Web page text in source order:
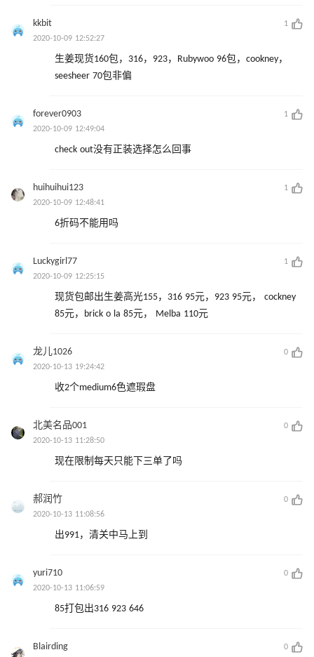
kkbit
1
2020-10-09 12:52:27
生姜现货160包，316，923，Rubywoo 96包，cookney，
seesheer 70包非偏
forever0903
1
2020-10-09 12:49:04
check out没有正装选择怎么回事
huihuihui123
1
2020-10-09 12:48:41
6折码不能用吗
Luckygirl77
1
2020-10-09 12:25:15
现货包邮出生姜高光155，316 95元，923 95元， cockney
85元，brick o la 85元， Melba 110元
龙儿1026
0
2020-10-13 19:24:42
收2个medium6色遮瑕盘
北美名品001
0
2020-10-13 11:28:50
现在限制每天只能下三单了吗
郝润竹
0
2020-10-13 11:08:56
出991，清关中马上到
yuri710
0
2020-10-13 11:06:59
85打包出316 923 646
Blairding
0